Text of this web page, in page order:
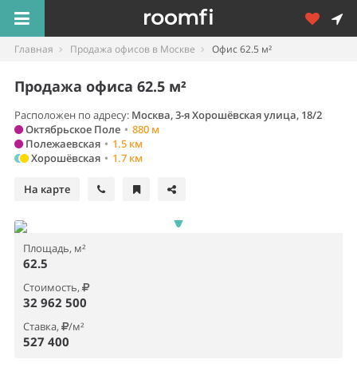
Главная Продажа офисов в Москве Офис 62.5 м²
Продажа офиса 62.5 м²
Расположен по адресу: Москва, 3-я Хорошёвская улица, 18/2
Октябрьское Поле • 880 м
Полежаевская • 1.5 км
Хорошёвская • 1.7 км
На карте
Площадь, м²
62.5
Стоимость,
32 962 500
Ставка, /м²
527 400